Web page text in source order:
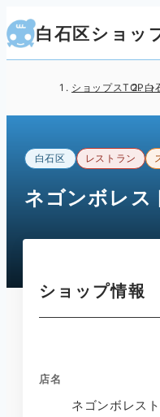
白石区ショッ
ショップスTOP 白
白石区 レストラン
ネゴンボレス
ショップ情報
店名
ネゴンボレス